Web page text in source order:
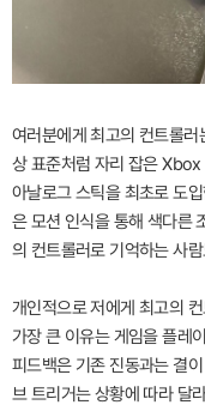
여러분에게 최고의 컨트롤
상 표준처럼 자리 잡은
아날로그 스틱을 최초로 도
은 모션 인식을 통해 색다른
의 컨트롤러로 기억하는 사
개인적으로 저에게 최고의
가장 큰 이유는 게임을 플레
피드백은 기존 진동과는 결
브 트리거는 상황에 따라 달